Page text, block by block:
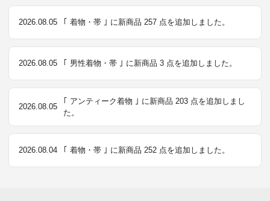
2026.08.05 ｢ 着物・帯 ｣ に新商品 257 点を追加しました。
2026.08.05 ｢ 男性着物・帯 ｣ に新商品 3 点を追加しました。
2026.08.05
｢ アンティーク着物 ｣ に新商品 203 点を追加しまし
た。
2026.08.04 ｢ 着物・帯 ｣ に新商品 252 点を追加しました。